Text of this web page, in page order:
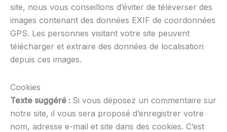
site, nous vous conseillons d’éviter de téléverser des
images contenant des données EXIF de coordonnées
GPS. Les personnes visitant votre site peuvent
télécharger et extraire des données de localisation
depuis ces images.
Cookies
Texte suggéré : Si vous déposez un commentaire sur
notre site, il vous sera proposé d’enregistrer votre
nom, adresse e-mail et site dans des cookies. C’est